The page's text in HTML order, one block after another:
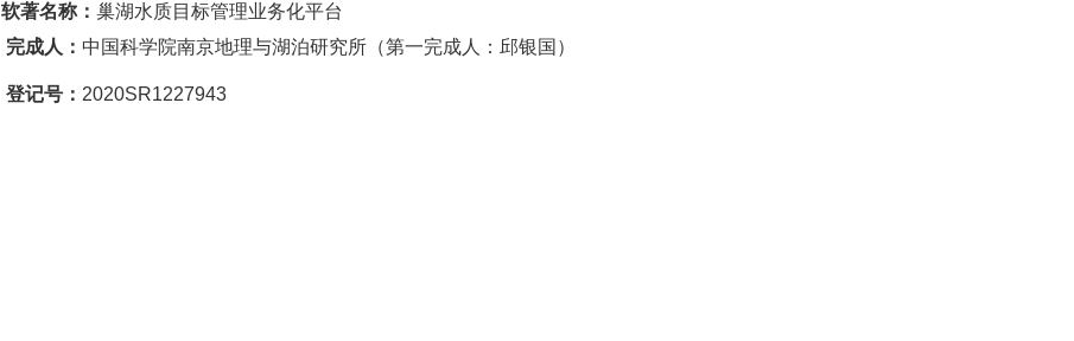
软著名称： 巢湖水质目标管理业务化平台
完成人： 中国科学院南京地理与湖泊研究所（第一完成人： 邱银国 ）
登记号： 2020SR1227943